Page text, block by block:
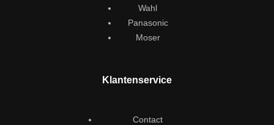
Wahl
Panasonic
Moser
Klantenservice
Contact